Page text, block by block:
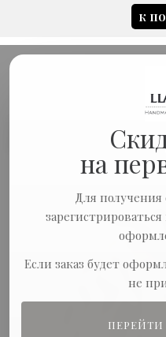
к
на
Для получения
Если заказ будет
не